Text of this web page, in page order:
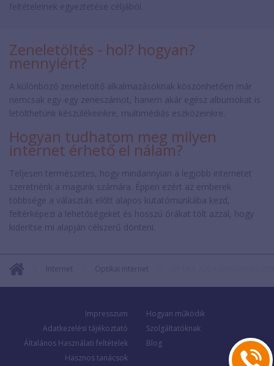
Zeneletöltés - hol? hogyan?
mennyiért?
A különböző zeneletöltő alkalmazásoknak köszönhetően már
nemcsak egy-egy zeneszámot, hanem akár egész albumokat is
letölthetünk készülékeinkre, multimédiás eszközeinkre.
Hogyan tudhatom meg milyen
internet érhető el nálam?
Teljesen természetes, hogy mindannyian a legjobb internetet
szeretnénk a magunk számára. Éppen ezért az emberek
többsége a választás előtt alapos kutatómunkába kezd,
feltérképezi a lehetőségeket és hosszú órákat tölt azzal, hogy
kiderítse mi alapján célszerű dönteni.
Internet Optikai internet
Impresszum
Adatkezelési tájékoztató
Általános Használati feltételek
Hasznos tanácsok
Hogyan működik
Szolgáltatóknak
Blog